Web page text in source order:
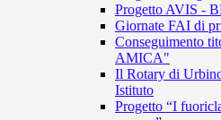
Progetto AVIS -
Giornate FAI di
Conseguimento
AMICA"
Il Rotary di
Istituto
Progetto “I